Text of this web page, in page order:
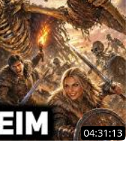
04:31:13